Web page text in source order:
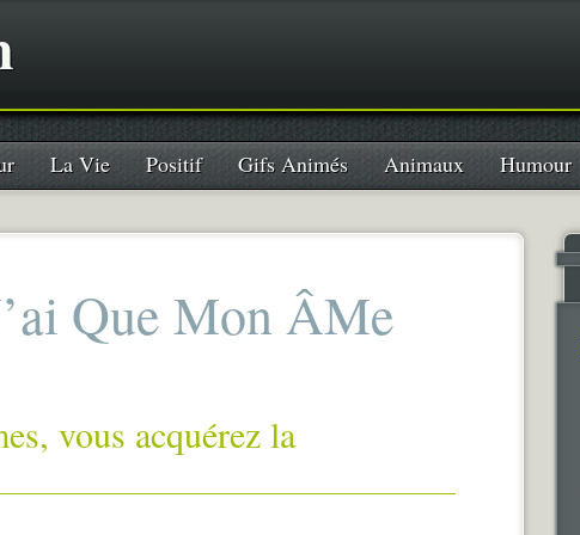
La Vie Positif Gifs Animés Animaux Humour
Que Mon ÂMe
vous acquérez la